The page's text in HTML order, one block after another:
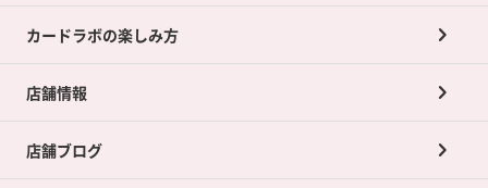
カードラボの楽しみ方
店舗情報
店舗ブログ